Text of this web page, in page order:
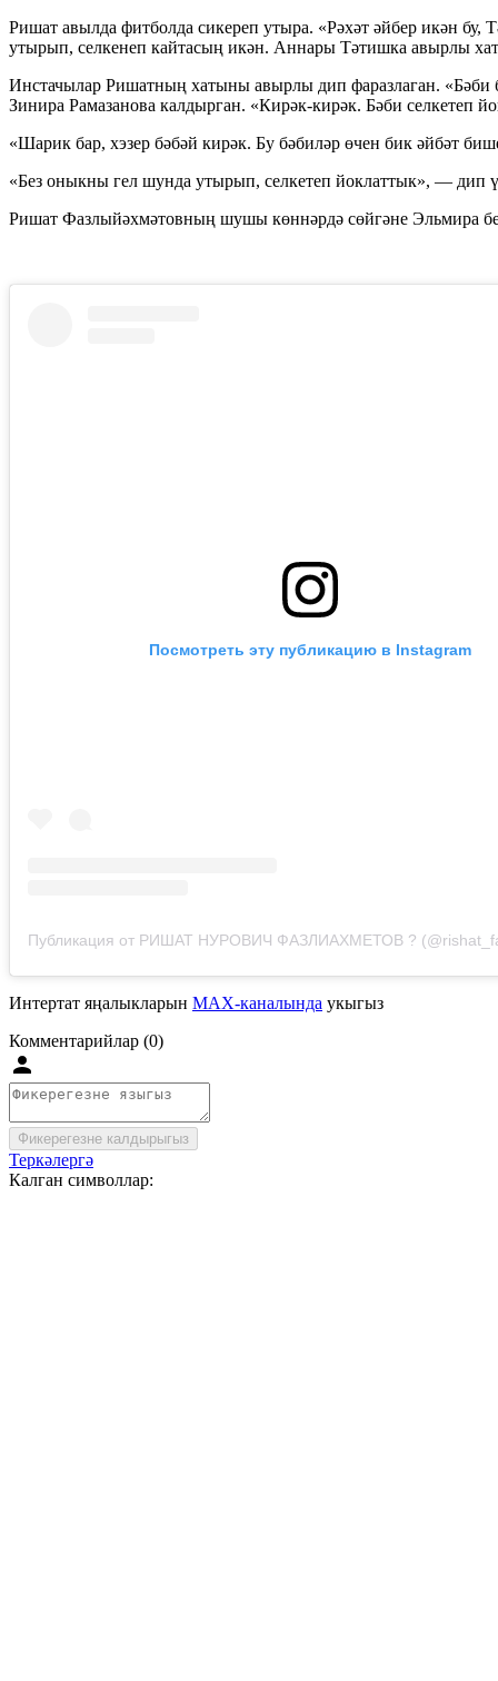
Ришат авылда фитболда сикереп утыра. «Рәхәт әйбер икән
утырып, селкенеп кайтасың икән. Аннары Тәтишка авырлы
Инстачылар Ришатның хатыны авырлы дип фаразлаган. «Бәби
Зинира Рамазанова калдырган. «Кирәк-кирәк. Бәби селкетеп
«Шарик бар, хэзер бәбәй кирәк. Бу бәбиләр өчен бик әйбәт
«Без оныкны гел шунда утырып, селкетеп йоклаттык», — дип
Ришат Фазлыйәхмәтовның шушы көннәрдә сөйгәне Эльмира
Посмотреть эту публикацию в Instagram
Интертат яңалыкларын MAX-каналында укыгыз
Комментарийлар (0)
Фикерегезне калдырыгыз
Теркәлергә
Калган символлар: